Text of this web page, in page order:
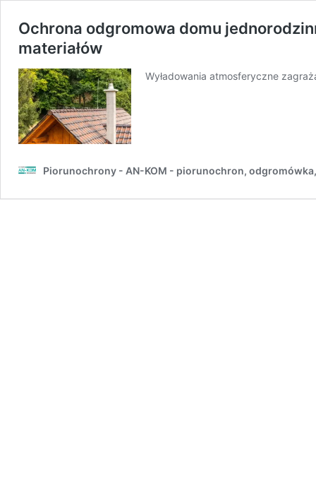
Ochrona odgromowa domu
materiałów
Wyładowania atmosferyczne
Piorunochrony - AN-KOM - piorunochron,